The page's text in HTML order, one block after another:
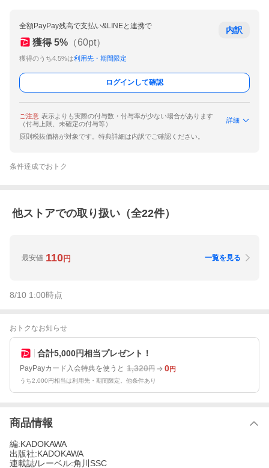
全額PayPay残高で支払い&LINEと連携で
獲得 5% （60pt）
獲得のうち4.5%は利用先・期間限定
内訳
ログインして確認
ご注意 表示よりも実際の付与数・付与率が少ない場合があります
（付与上限、未確定の付与等）
詳細
原則税抜価格が対象です。特典詳細は内訳でご確認ください。
条件達成でおトク
他ストアでの取り扱い（全22件）
最安値 110円 一覧を見る
8/10 1:00時点
おトクなお知らせ
合計5,000円相当プレゼント！
PayPayカード入会特典を使うと 1,320円 0円
うち2,000円相当は利用先・期間限定。他条件あり
商品情報
編:KADOKAWA
出版社:KADOKAWA
連載誌/レーベル:角川SSC